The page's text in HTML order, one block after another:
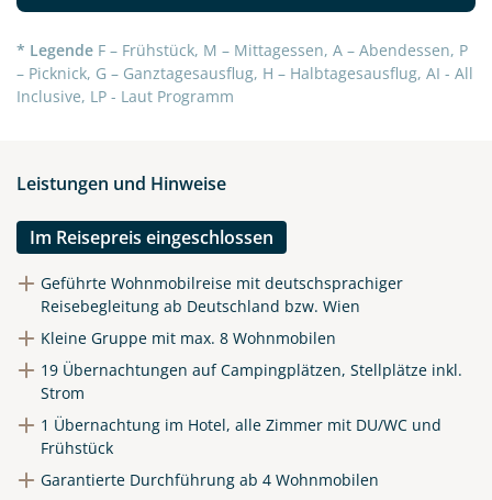
* Legende F – Frühstück, M – Mittagessen, A – Abendessen, P
– Picknick, G – Ganztagesausflug, H – Halbtagesausflug, AI - All
Inclusive, LP - Laut Programm
Leistungen und Hinweise
Im Reisepreis eingeschlossen
Geführte Wohnmobilreise mit deutschsprachiger
Reisebegleitung ab Deutschland bzw. Wien
Kleine Gruppe mit max. 8 Wohnmobilen
19 Übernachtungen auf Campingplätzen, Stellplätze inkl.
Strom
1 Übernachtung im Hotel, alle Zimmer mit DU/WC und
Frühstück
Garantierte Durchführung ab 4 Wohnmobilen